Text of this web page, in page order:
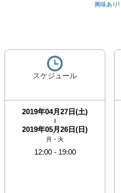
興味あり!
スケジュール
2019年04月27日(土)
|
2019年05月26日(日)
月・火
12:00- 19:00